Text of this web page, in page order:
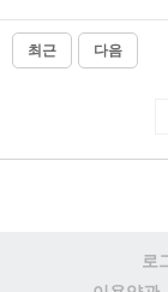
최근 다음
로